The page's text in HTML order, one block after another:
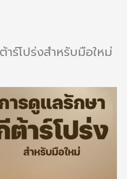
ร์โปร่งสำหรับมือใหม่